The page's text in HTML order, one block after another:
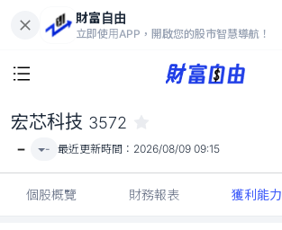
財富自由
立即使用APP，開啟您的股市智慧導航！
-
宏芯科技 3572
- - 最近更新時間： 2026/08/09 09:15
個股概覽 財務報表 獲利能力